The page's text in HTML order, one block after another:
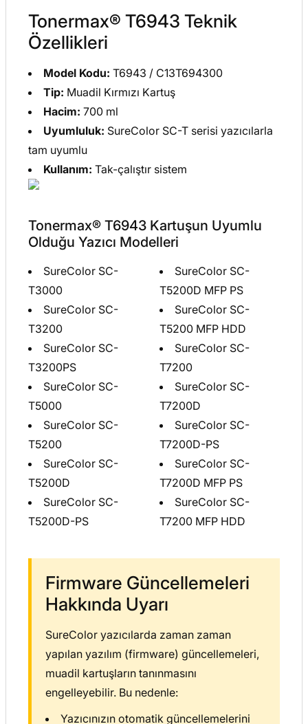
Tonermax® T6943 Teknik
Özellikleri
Model Kodu: T6943 / C13T694300
Tip: Muadil Kırmızı Kartuş
Hacim: 700 ml
Uyumluluk: SureColor SC-T serisi yazıcılarla
tam uyumlu
Kullanım: Tak-çalıştır sistem
Tonermax® T6943 Kartuşun Uyumlu
Olduğu Yazıcı Modelleri
SureColor SC-
T3000
SureColor SC-
T3200
SureColor SC-
T3200PS
SureColor SC-
T5000
SureColor SC-
T5200
SureColor SC-
T5200D
SureColor SC-
T5200D-PS
SureColor SC-
T5200D MFP PS
SureColor SC-
T5200 MFP HDD
SureColor SC-
T7200
SureColor SC-
T7200D
SureColor SC-
T7200D-PS
SureColor SC-
T7200D MFP PS
SureColor SC-
T7200 MFP HDD
Firmware Güncellemeleri
Hakkında Uyarı
SureColor yazıcılarda zaman zaman
yapılan yazılım (firmware) güncellemeleri,
muadil kartuşların tanınmasını
engelleyebilir. Bu nedenle:
Yazıcınızın otomatik güncellemelerini